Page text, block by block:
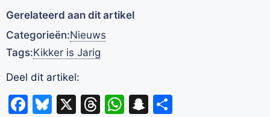
Gerelateerd aan dit artikel
Categorieën:Nieuws
Tags:Kikker is Jarig
Deel dit artikel:
Facebook
Bluesky
X Threads
WhatsApp
Snapchat